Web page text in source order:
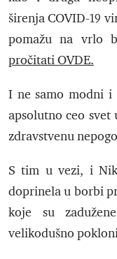
širenja COVID-19
pomažu na vrlo
pročitati OVDE.
I ne samo modni i
apsolutno ceo
zdravstvenu
S tim u vezi, i
doprinela u borbi
koje su
velikodušno